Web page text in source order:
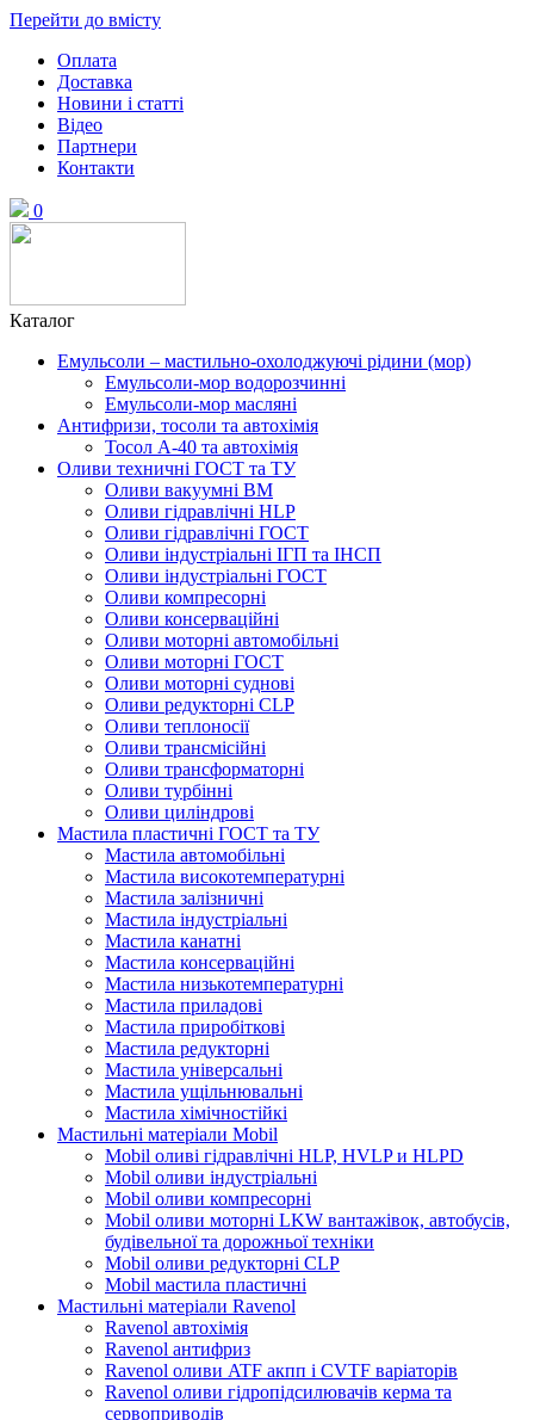
Перейти до вмісту
Оплата
Доставка
Новини і статті
Відео
Партнери
Контакти
0
Каталог
Емульсоли – мастильно-охолоджуючі рідини (мор)
Емульсоли-мор водорозчинні
Емульсоли-мор масляні
Антифризи, тосоли та автохімія
Тосол А-40 та автохімія
Оливи техничні ГОСТ та ТУ
Оливи вакуумні ВМ
Оливи гідравлічні HLP
Оливи гідравлічні ГОСТ
Оливи індустріальні ІГП та ІНСП
Оливи індустріальні ГОСТ
Оливи компресорні
Оливи консерваційні
Оливи моторні автомобільні
Оливи моторні ГОСТ
Оливи моторні суднові
Оливи редукторні CLP
Оливи теплоносії
Оливи трансмісійні
Оливи трансформаторні
Оливи турбінні
Оливи циліндрові
Мастила пластичні ГОСТ та ТУ
Мастила автомобільні
Мастила високотемпературні
Мастила залізничні
Мастила індустріальні
Мастила канатні
Мастила консерваційні
Мастила низькотемпературні
Мастила приладові
Мастила приробіткові
Мастила редукторні
Мастила універсальні
Мастила ущільнювальні
Мастила хімічностійкі
Мастильні матеріали Mobil
Mobil оливі гідравлічні HLP, HVLP и HLPD
Mobil оливи індустріальні
Mobil оливи компресорні
Mobil оливи моторні LKW вантажівок, автобусів,
будівельної та дорожньої техніки
Mobil оливи редукторні CLP
Mobil мастила пластичні
Мастильні матеріали Ravenol
Ravenol автохімія
Ravenol антифриз
Ravenol оливи ATF акпп і CVTF варіаторів
Ravenol оливи гідропідсилювачів керма та
сервоприводів